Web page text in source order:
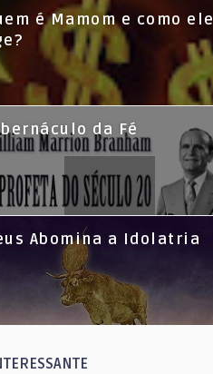
é Mamom e como ele
da Fé
Abomina a Idolatria